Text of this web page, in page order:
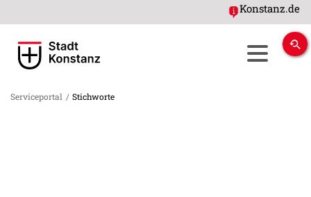
Konstanz.de
Serviceportal / Stichworte